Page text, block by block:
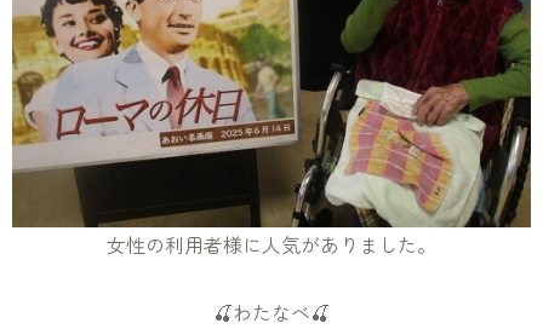
女性の利用者様に人気がありました。
🍒わたなべ🍒